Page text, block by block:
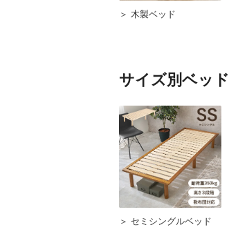
＞ 木製ベッド
サイズ別ベッド
＞ セミシングルベッド